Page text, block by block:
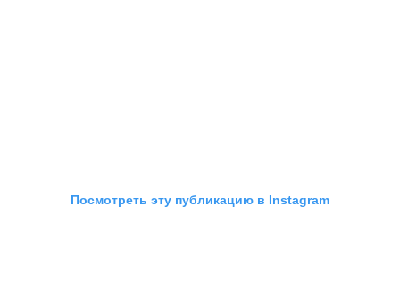
Посмотреть эту публикацию в Instagram